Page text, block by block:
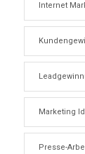
Internet
Marketing
Presse-